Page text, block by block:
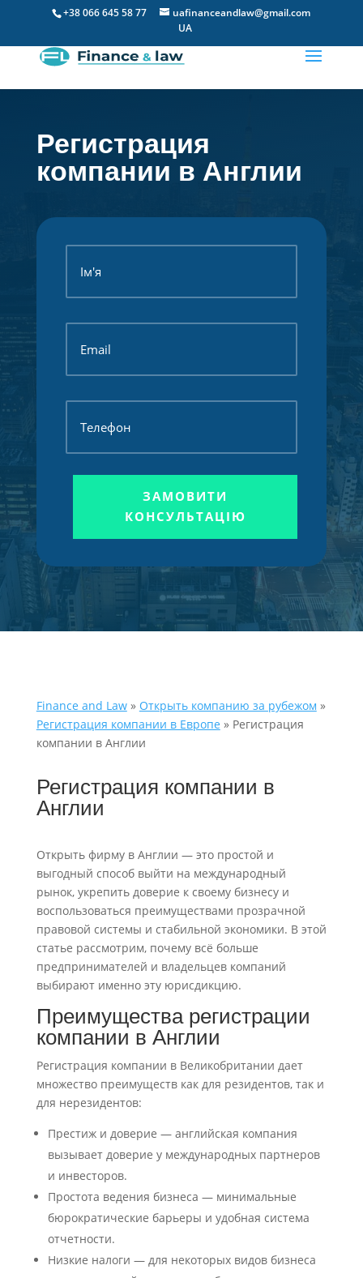
+38 066 645 58 77
uafinanceandlaw@gmail.com
UA
Регистрация
компании в Англии
ЗАМОВИТИ
КОНСУЛЬТАЦІЮ
Finance and Law» Открыть компанию за рубежом »
Регистрация компании в Европе » Регистрация
компании в Англии
Регистрация компании в
Англии
Открыть фирму в Англии — это простой и
выгодный способ выйти на международный
рынок, укрепить доверие к своему бизнесу и
воспользоваться преимуществами прозрачной
правовой системы и стабильной экономики. В этой
статье рассмотрим, почему всё больше
предпринимателей и владельцев компаний
выбирают именно эту юрисдикцию.
Преимущества регистрации
компании в Англии
Регистрация компании в Великобритании дает
множество преимуществ как для резидентов, так и
для нерезидентов:
Престиж и доверие — английская компания
вызывает доверие у международных партнеров
и инвесторов.
Простота ведения бизнеса — минимальные
бюрократические барьеры и удобная система
отчетности.
Низкие налоги — для некоторых видов бизнеса